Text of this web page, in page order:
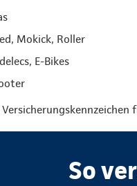
Mokick, Roller
E-Bikes
So